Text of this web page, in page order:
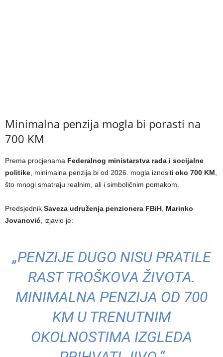
Minimalna penzija mogla bi porasti na
700 KM
Prema procjenama Federalnog ministarstva rada i socijalne
politike, minimalna penzija bi od 2026. mogla iznositi oko 700 KM,
što mnogi smatraju realnim, ali i simboličnim pomakom.
Predsjednik Saveza udruženja penzionera FBiH, Marinko
Jovanović, izjavio je:
„PENZIJE DUGO NISU PRATILE
RAST TROŠKOVA ŽIVOTA.
MINIMALNA PENZIJA OD 700
KM U TRENUTNIM
OKOLNOSTIMA IZGLEDA